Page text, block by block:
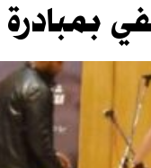
بمبادرة